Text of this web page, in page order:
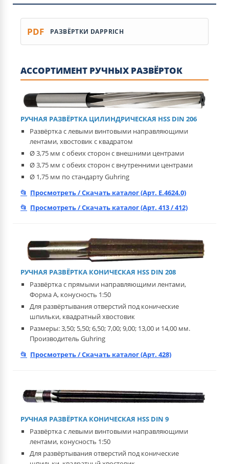
PDF РАЗВЁРТКИ DAPPRICH
АССОРТИМЕНТ РУЧНЫХ РАЗВЁРТОК
РУЧНАЯ РАЗВЁРТКА ЦИЛИНДРИЧЕСКАЯ HSS DIN 206
Развёртка с левыми винтовыми направляющими
лентами, хвостовик с квадратом
Ø 3,75 мм с обеих сторон с внешними центрами
Ø 3,75 мм с обеих сторон с внутренними центрами
Ø 1,75 мм по стандарту Guhring
Просмотреть / Скачать каталог (Арт. E.4624.0)
Просмотреть / Скачать каталог (Арт. 413 / 412)
РУЧНАЯ РАЗВЁРТКА КОНИЧЕСКАЯ HSS DIN 208
Развёртка с прямыми направляющими лентами,
Форма А, конусность 1:50
Для развёртывания отверстий под конические
шпильки, квадратный хвостовик
Размеры: 3,50; 5,50; 6,50; 7,00; 9,00; 13,00 и 14,00 мм.
Производитель Guhring
Просмотреть / Скачать каталог (Арт. 428)
РУЧНАЯ РАЗВЁРТКА КОНИЧЕСКАЯ HSS DIN 9
Развёртка с левыми винтовыми направляющими
лентами, конусность 1:50
Для развёртывания отверстий под конические